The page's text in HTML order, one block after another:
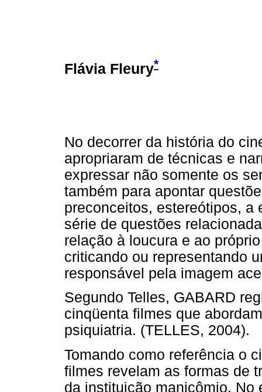
Flávia Fleury*
No decorrer da história do
apropriaram de técnicas e
expressar não somente os
também para apontar
preconceitos, estereótipos, a
série de questões
relação à loucura e ao
criticando ou representando
responsável pela imagem
Segundo Telles, GABARD
cinqüenta filmes que
psiquiatria. (TELLES, 2004).
Tomando como referência o
filmes revelam as formas de
da instituição manicômio.